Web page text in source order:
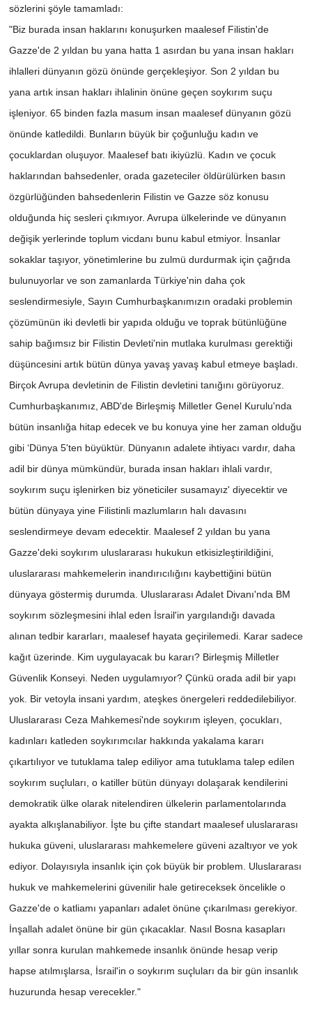
sözlerini şöyle tamamladı:
"Biz burada insan haklarını konuşurken maalesef Filistin'de
Gazze'de 2 yıldan bu yana hatta 1 asırdan bu yana insan hakları
ihlalleri dünyanın gözü önünde gerçekleşiyor. Son 2 yıldan bu
yana artık insan hakları ihlalinin önüne geçen soykırım suçu
işleniyor. 65 binden fazla masum insan maalesef dünyanın gözü
önünde katledildi. Bunların büyük bir çoğunluğu kadın ve
çocuklardan oluşuyor. Maalesef batı ikiyüzlü. Kadın ve çocuk
haklarından bahsedenler, orada gazeteciler öldürülürken basın
özgürlüğünden bahsedenlerin Filistin ve Gazze söz konusu
olduğunda hiç sesleri çıkmıyor. Avrupa ülkelerinde ve dünyanın
değişik yerlerinde toplum vicdanı bunu kabul etmiyor. İnsanlar
sokaklar taşıyor, yönetimlerine bu zulmü durdurmak için çağrıda
bulunuyorlar ve son zamanlarda Türkiye'nin daha çok
seslendirmesiyle, Sayın Cumhurbaşkanımızın oradaki problemin
çözümünün iki devletli bir yapıda olduğu ve toprak bütünlüğüne
sahip bağımsız bir Filistin Devleti'nin mutlaka kurulması gerektiği
düşüncesini artık bütün dünya yavaş yavaş kabul etmeye başladı.
Birçok Avrupa devletinin de Filistin devletini tanığını görüyoruz.
Cumhurbaşkanımız, ABD'de Birleşmiş Milletler Genel Kurulu'nda
bütün insanlığa hitap edecek ve bu konuya yine her zaman olduğu
gibi ‘Dünya 5'ten büyüktür. Dünyanın adalete ihtiyacı vardır, daha
adil bir dünya mümkündür, burada insan hakları ihlali vardır,
soykırım suçu işlenirken biz yöneticiler susamayız' diyecektir ve
bütün dünyaya yine Filistinli mazlumların halı davasını
seslendirmeye devam edecektir. Maalesef 2 yıldan bu yana
Gazze'deki soykırım uluslararası hukukun etkisizleştirildiğini,
uluslararası mahkemelerin inandırıcılığını kaybettiğini bütün
dünyaya göstermiş durumda. Uluslararası Adalet Divanı'nda BM
soykırım sözleşmesini ihlal eden İsrail'in yargılandığı davada
alınan tedbir kararları, maalesef hayata geçirilemedi. Karar sadece
kağıt üzerinde. Kim uygulayacak bu kararı? Birleşmiş Milletler
Güvenlik Konseyi. Neden uygulamıyor? Çünkü orada adil bir yapı
yok. Bir vetoyla insani yardım, ateşkes önergeleri reddedilebiliyor.
Uluslararası Ceza Mahkemesi'nde soykırım işleyen, çocukları,
kadınları katleden soykırımcılar hakkında yakalama kararı
çıkartılıyor ve tutuklama talep ediliyor ama tutuklama talep edilen
soykırım suçluları, o katiller bütün dünyayı dolaşarak kendilerini
demokratik ülke olarak nitelendiren ülkelerin parlamentolarında
ayakta alkışlanabiliyor. İşte bu çifte standart maalesef uluslararası
hukuka güveni, uluslararası mahkemelere güveni azaltıyor ve yok
ediyor. Dolayısıyla insanlık için çok büyük bir problem. Uluslararası
hukuk ve mahkemelerini güvenilir hale getireceksek öncelikle o
Gazze'de o katliamı yapanları adalet önüne çıkarılması gerekiyor.
İnşallah adalet önüne bir gün çıkacaklar. Nasıl Bosna kasapları
yıllar sonra kurulan mahkemede insanlık önünde hesap verip
hapse atılmışlarsa, İsrail'in o soykırım suçluları da bir gün insanlık
huzurunda hesap verecekler."